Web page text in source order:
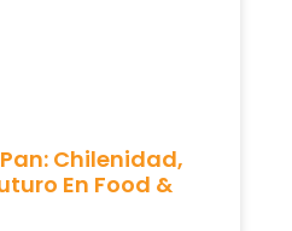
Chilenidad,
En Food &